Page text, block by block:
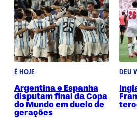
É HOJE
Argentina e Espanha
disputam final da Copa
do Mundo em duelo de
gerações
DEU